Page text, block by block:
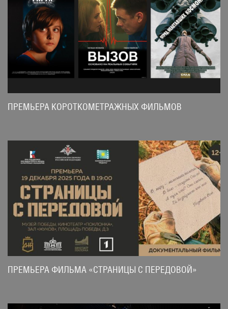
ПРЕМЬЕРА КОРОТКОМЕТРАЖНЫХ ФИЛЬМОВ
ПРЕМЬЕРА ФИЛЬМА «СТРАНИЦЫ С ПЕРЕДОВОЙ»